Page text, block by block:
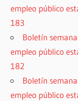
empleo público
183
Boletín
empleo público
182
Boletín
empleo público